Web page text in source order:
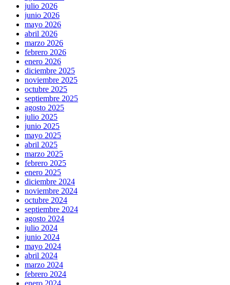
julio 2026
junio 2026
mayo 2026
abril 2026
marzo 2026
febrero 2026
enero 2026
diciembre 2025
noviembre 2025
octubre 2025
septiembre 2025
agosto 2025
julio 2025
junio 2025
mayo 2025
abril 2025
marzo 2025
febrero 2025
enero 2025
diciembre 2024
noviembre 2024
octubre 2024
septiembre 2024
agosto 2024
julio 2024
junio 2024
mayo 2024
abril 2024
marzo 2024
febrero 2024